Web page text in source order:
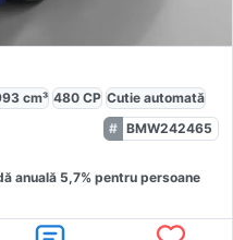
cm³ 480 CP Cutie automată
BMW242465
anuală 5,7% pentru persoane